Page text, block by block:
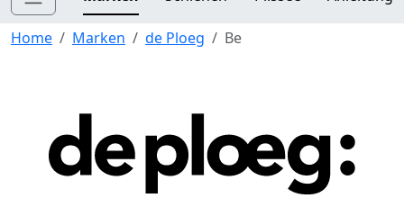
Home Marken de Ploeg Be